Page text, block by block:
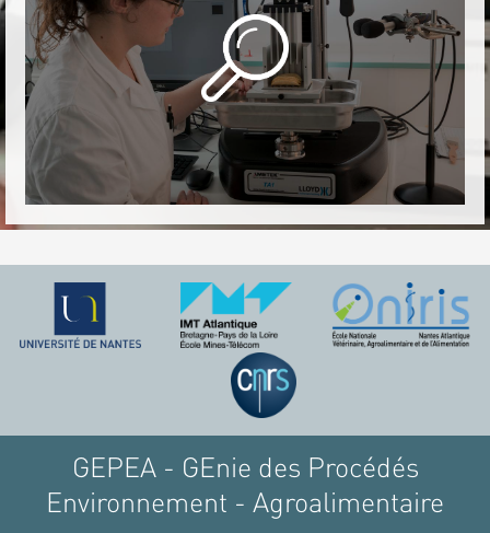
GEPEA - GEnie des Procédés
Environnement - Agroalimentaire